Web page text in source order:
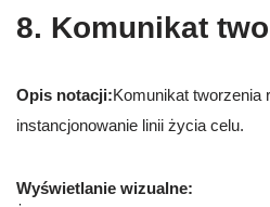
8. Komunikat
Opis notacji:Komunikat tworzenia
instancjonowanie linii życia celu.
Wyświetlanie wizualne: